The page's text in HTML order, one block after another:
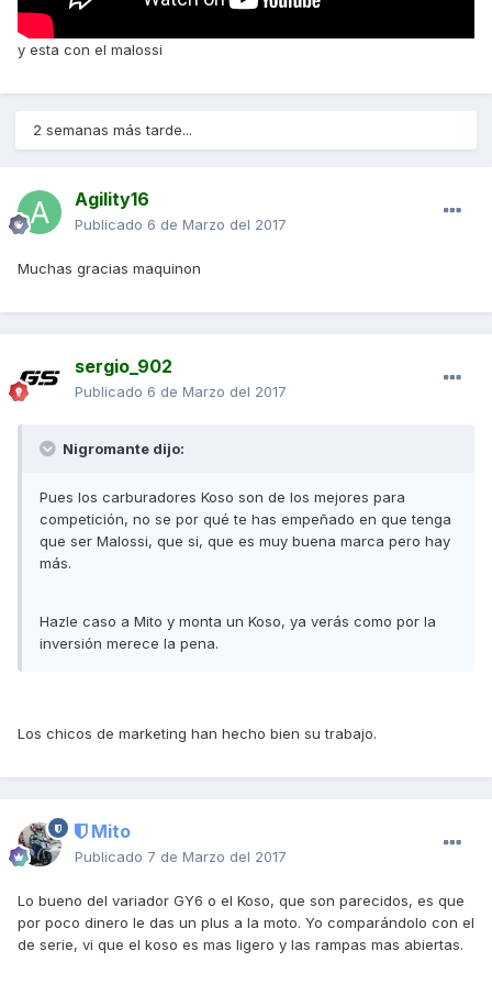
y esta con el malossi
2 semanas más tarde...
Agility16
Publicado 6 de Marzo del 2017
Muchas gracias maquinon
sergio_902
Publicado 6 de Marzo del 2017
Nigromante dijo:
Pues los carburadores Koso son de los mejores para
competición, no se por qué te has empeñado en que tenga
que ser Malossi, que si, que es muy buena marca pero hay
más.
Hazle caso a Mito y monta un Koso, ya verás como por la
inversión merece la pena.
Los chicos de marketing han hecho bien su trabajo.
Mito
Publicado 7 de Marzo del 2017
Lo bueno del variador GY6 o el Koso, que son parecidos, es que
por poco dinero le das un plus a la moto. Yo comparándolo con el
de serie, vi que el koso es mas ligero y las rampas mas abiertas.